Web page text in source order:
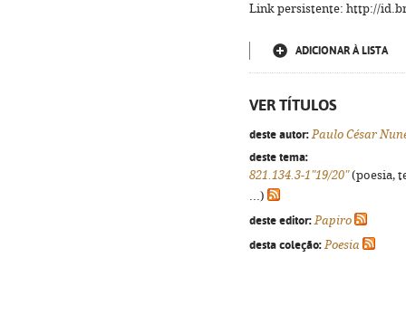
Link persistente: http://
ADICIONAR À LISTA
VER TÍTULOS
deste autor: Paulo César
deste tema:
821.134.3-1"19/20"(poesia,
...)
deste editor: Papiro
desta coleção: Poesia